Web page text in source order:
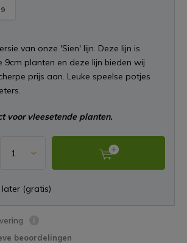
van onze 'Sien' lijn. Deze lijn is
9cm planten en deze lijn bieden wij
prijs aan. Leuke speelse potjes
voor vleesetende planten.
(gratis)
beoordelingen